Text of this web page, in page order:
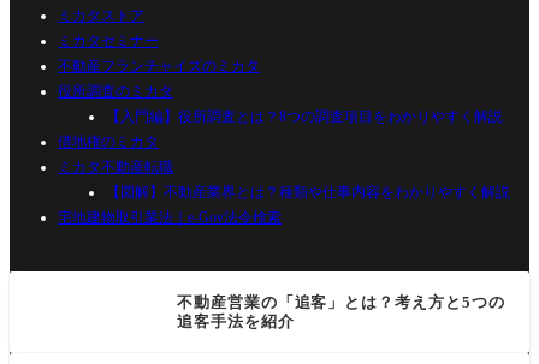
ミカタストア
ミカタセミナー
不動産フランチャイズのミカタ
役所調査のミカタ
【入門編】役所調査とは？8つの調査項目をわかりやすく解説
借地権のミカタ
ミカタ不動産転職
【図解】不動産業界とは？種類や仕事内容をわかりやすく解説
宅地建物取引業法｜e-Gov法令検索
不動産営業の「追客」とは？考え方と5つの
追客手法を紹介